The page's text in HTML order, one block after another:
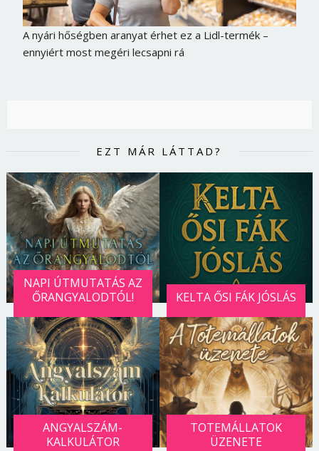
A nyári hőségben aranyat érhet ez a Lidl-termék –
ennyiért most megéri lecsapni rá
EZT MÁR LÁTTAD?
NAPI ÚTMUTATÁS AZ
ŐRANGYALODTÓL!
KELTA ŐSI FÁK JÓSLÁS
ANGYALSZÁM-
KALKULÁTOR
TOTEMÁLLATOK
ÜZENETE